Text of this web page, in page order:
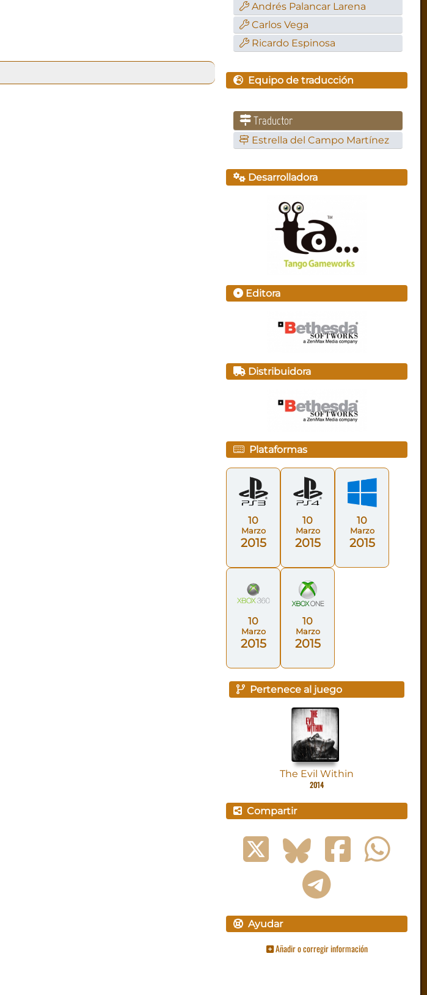
Andrés Palancar Larena
Carlos Vega
Ricardo Espinosa
Equipo de traducción
Traductor
Estrella del Campo Martínez
Desarrolladora
Editora
Distribuidora
Plataformas
10
Marzo
2015
10
Marzo
2015
10
Marzo
2015
10
Marzo
2015
10
Marzo
2015
Pertenece al juego
The Evil Within
2014
Compartir
Ayudar
Añadir o corregir información